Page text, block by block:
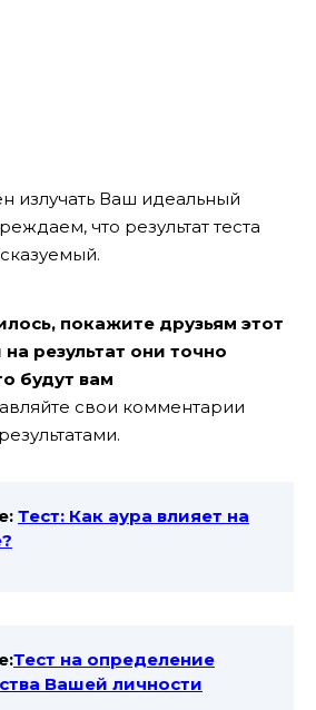
излучать Ваш идеальный
что результат теста
покажите друзьям этот
результат они точно
будут вам
свои комментарии
Тест: Как аура влияет на
Тест на определение
Вашей личности